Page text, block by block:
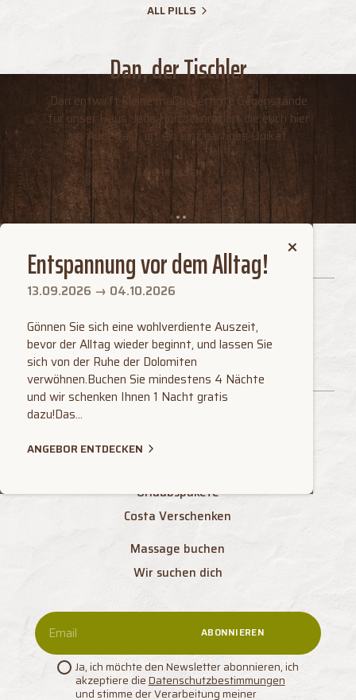
ALL PILLS
Dan, der Tischler
Dan entwirft kleine maßgefertigte Gegenstände
für unser Haus. Jede Holzdekoration, die euch hier
ins Auge fällt, ist ein einzigartiges Unikat.
MEHR LESEN
Entspannung vor dem Alltag!
13.09.2026 → 04.10.2026
Gönnen Sie sich eine wohlverdiente Auszeit,
bevor der Alltag wieder beginnt, und lassen Sie
sich von der Ruhe der Dolomiten
verwöhnen.Buchen Sie mindestens 4 Nächte
und wir schenken Ihnen 1 Nacht gratis
dazu!Das...
ANGEBOR ENTDECKEN
Corvara in Badia・Dolomiten・Südtirol
+39 0471 836852・[email protected]
Dienstleistungen
Urlaubspakete
Costa Verschenken
Massage buchen
Wir suchen dich
ABONNIEREN
Ja, ich möchte den Newsletter abonnieren, ich
akzeptiere dieDatenschutzbestimmungen
und stimme der Verarbeitung meiner